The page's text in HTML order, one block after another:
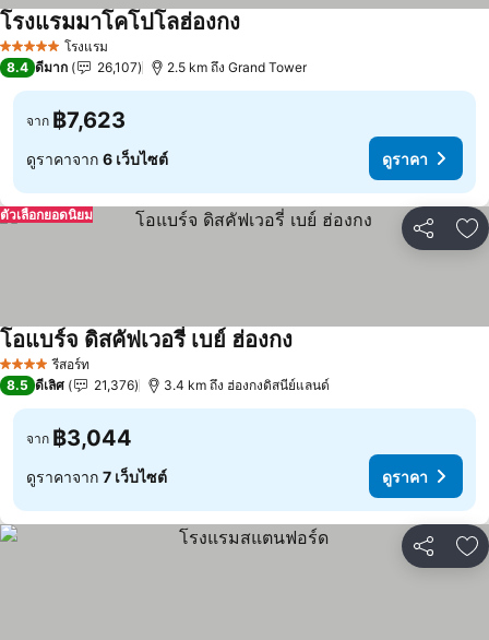
5 ดาว โรงแรม
โรงแรมมาโคโปโลฮ่องกง
8.4 ดีมาก 26,107 2.5 km ถึง Grand Tower
จาก ฿7,623
ดูราคาจาก 6 เว็บไซต์ ดูราคา
แชร์ เ
ตัวเลือกยอดนิยม
4 ดาว รีสอร์ท
โอแบร์จ ดิสคัฟเวอรี่ เบย์ ฮ่องกง
8.5 ดีเลิศ 21,376 3.4 km ถึง ฮ่องกงดิสนีย์แลนด์
จาก ฿3,044
ดูราคาจาก 7 เว็บไซต์ ดูราคา
แชร์ เ